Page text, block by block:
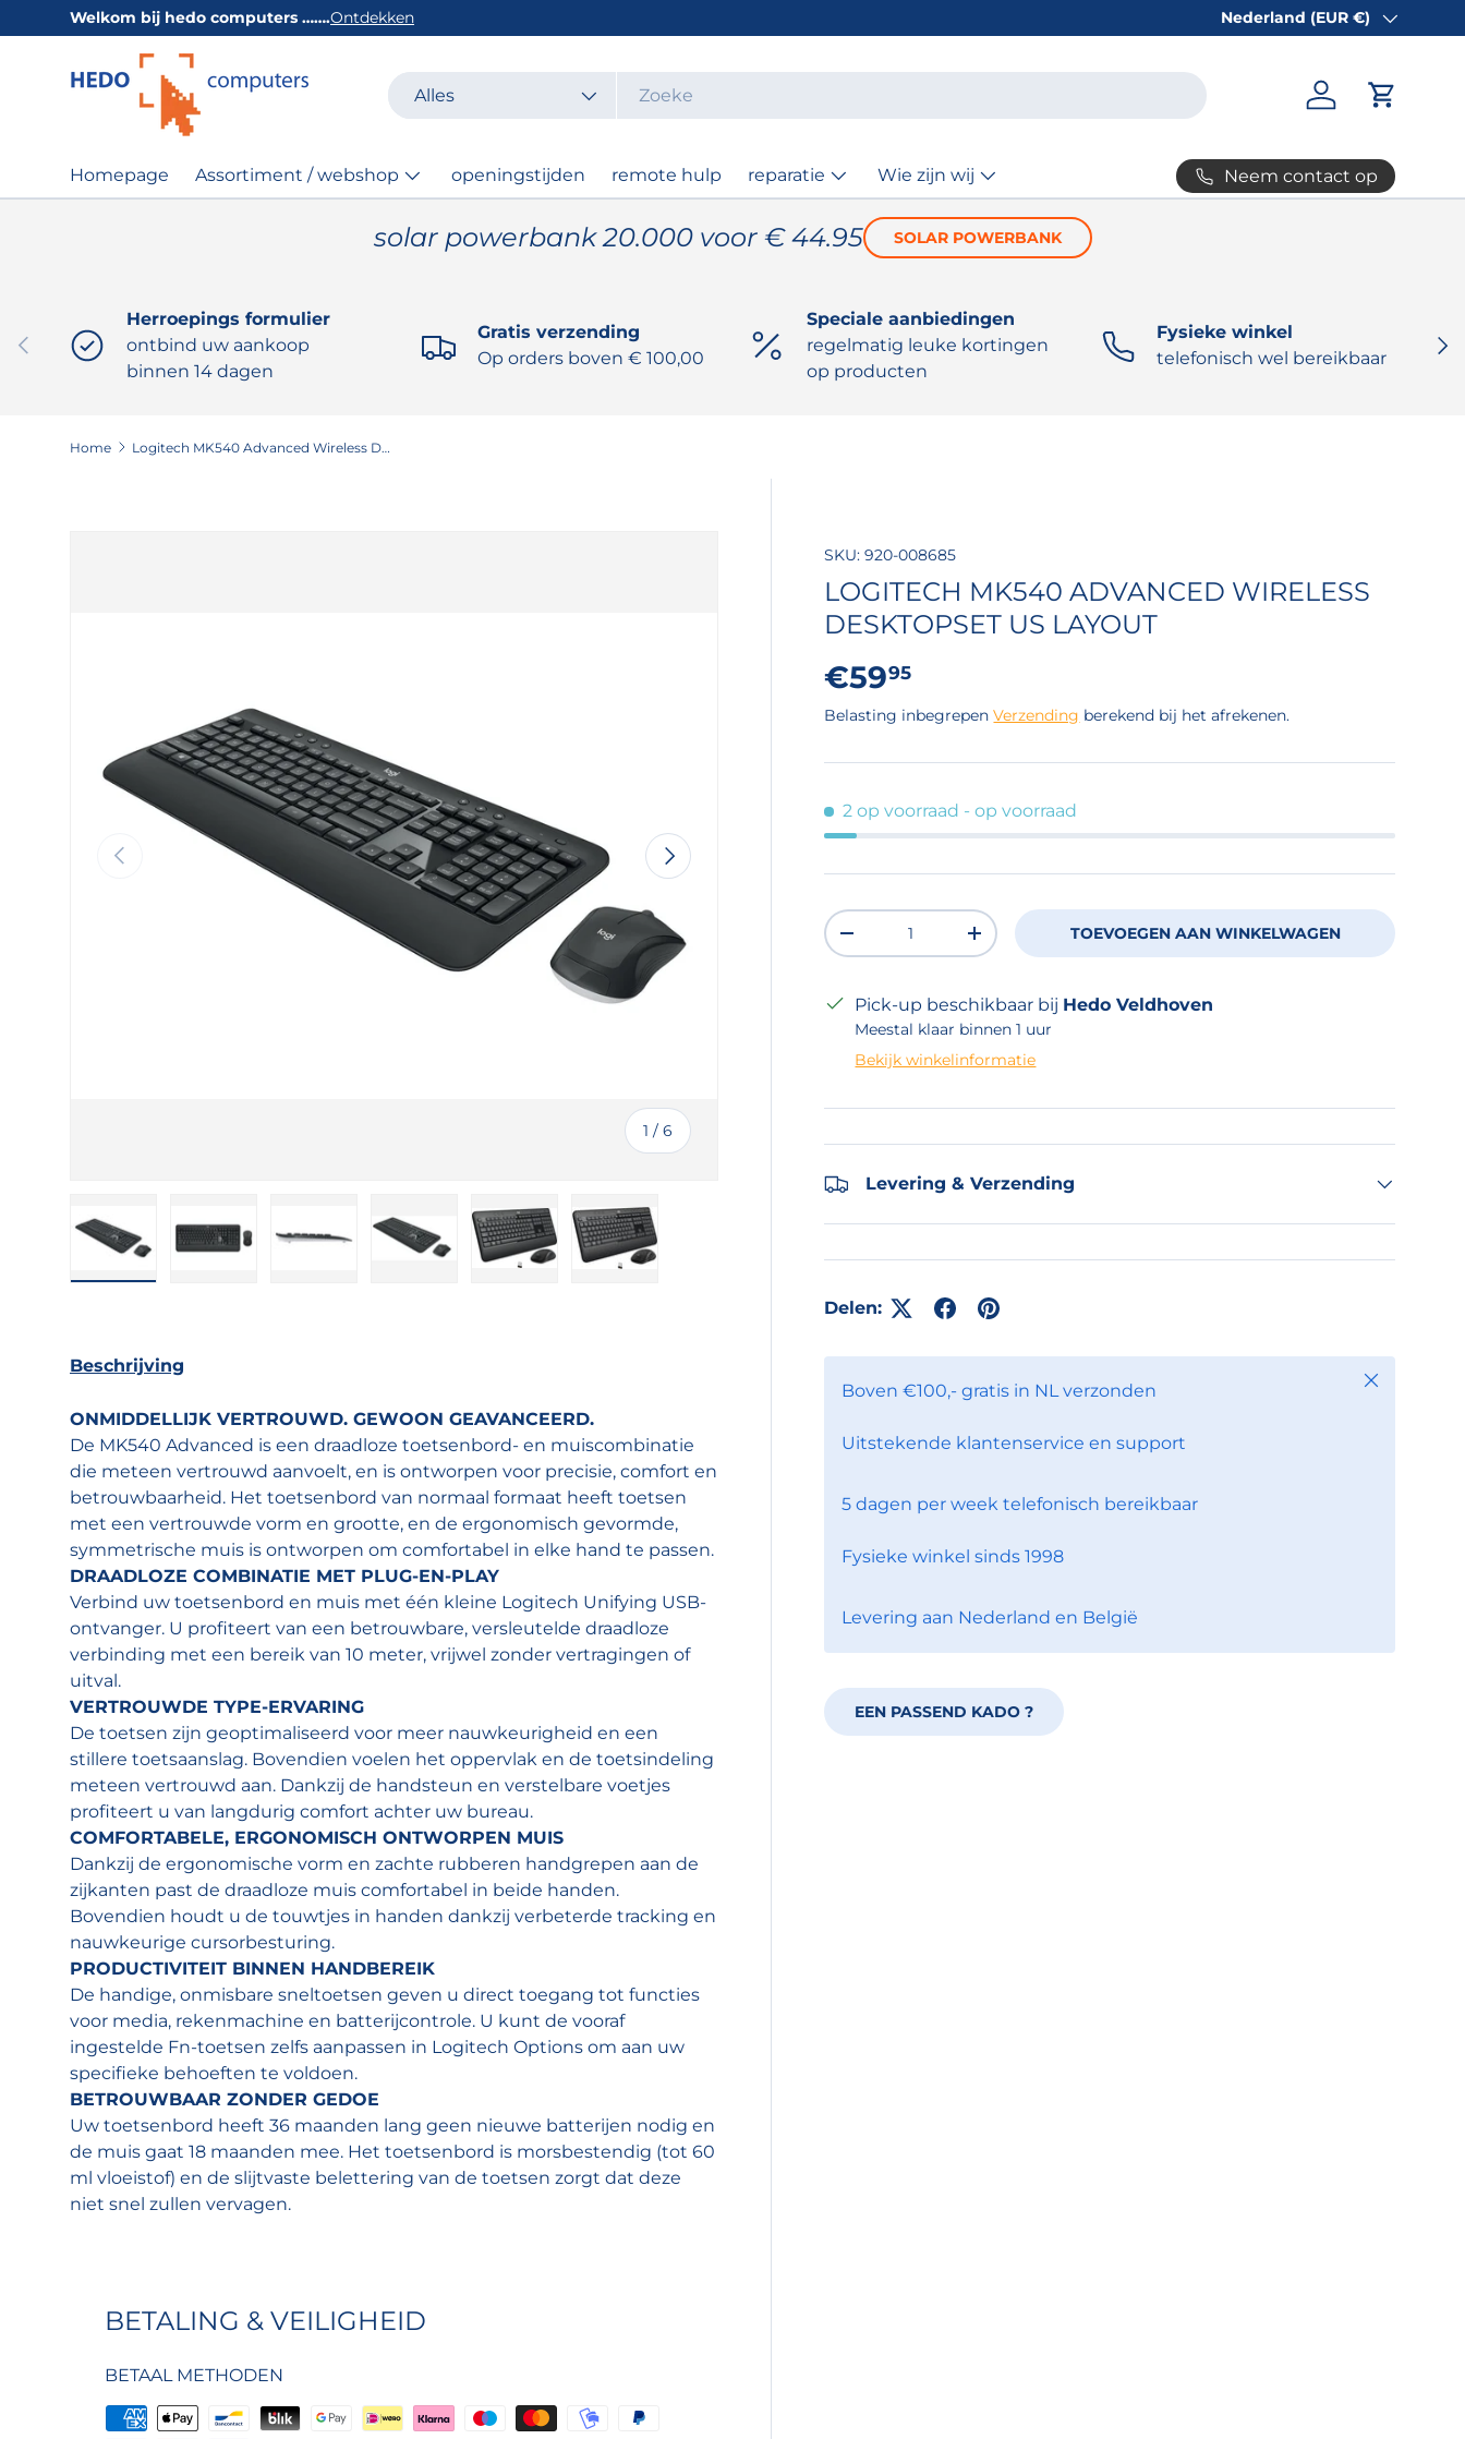
GA NAAR INHOUD
Welkom bij hedo computers …….Ontdekken Land/Regio
Nederland (EUR €)
Zoeken
Productsoort
Alles
Inloggen
Homepage Assortiment / webshop openingstijden remote hulp reparatie Wie zijn wij Neem contact op
solar powerbank 20.000 voor € 44.95 SOLAR POWERBANK
VORIGE
Herroepings formulier
ontbind uw aankoop
binnen 14 dagen
Gratis verzending
Op orders boven € 100,00
Speciale aanbiedingen
regelmatig leuke kortingen
op producten
Fysieke winkel
telefonisch wel bereikbaar
Home Logitech MK540 Advanced Wireless Desktopset US Layout
VORIGE
1 /van
6
VOLGENDE
SKU: 920-008685
LOGITECH MK540 ADVANCED WIRELESS
DESKTOPSET US LAYOUT
Reguliere prijs
€5995
Belasting inbegrepenVerzending berekend bij het afrekenen.
2 op voorraad - op voorraad
Aantal
VERLAAG DE HOEVEELHEIDVERHOOG DE HOEVEELHEID
TOEVOEGEN AAN WINKELWAGEN
Pick-up beschikbaar bij Hedo Veldhoven
Meestal klaar binnen 1 uur
Bekijk winkelinformatie
Levering & Verzending
Delen:
Boven €100,- gratis in NL verzonden
Uitstekende klantenservice en support
5 dagen per week telefonisch bereikbaar
Fysieke winkel sinds 1998
Levering aan Nederland en België
Sluiten
EEN PASSEND KADO ?
Beschrijving
ONMIDDELLIJK VERTROUWD. GEWOON GEAVANCEERD.
De MK540 Advanced is een draadloze toetsenbord- en muiscombinatie
die meteen vertrouwd aanvoelt, en is ontworpen voor precisie, comfort en
betrouwbaarheid. Het toetsenbord van normaal formaat heeft toetsen
met een vertrouwde vorm en grootte, en de ergonomisch gevormde,
symmetrische muis is ontworpen om comfortabel in elke hand te passen.
DRAADLOZE COMBINATIE MET PLUG-EN-PLAY
Verbind uw toetsenbord en muis met één kleine Logitech Unifying USB-
ontvanger. U profiteert van een betrouwbare, versleutelde draadloze
verbinding met een bereik van 10 meter, vrijwel zonder vertragingen of
uitval.
VERTROUWDE TYPE-ERVARING
De toetsen zijn geoptimaliseerd voor meer nauwkeurigheid en een
stillere toetsaanslag. Bovendien voelen het oppervlak en de toetsindeling
meteen vertrouwd aan. Dankzij de handsteun en verstelbare voetjes
profiteert u van langdurig comfort achter uw bureau.
COMFORTABELE, ERGONOMISCH ONTWORPEN MUIS
Dankzij de ergonomische vorm en zachte rubberen handgrepen aan de
zijkanten past de draadloze muis comfortabel in beide handen.
Bovendien houdt u de touwtjes in handen dankzij verbeterde tracking en
nauwkeurige cursorbesturing.
PRODUCTIVITEIT BINNEN HANDBEREIK
De handige, onmisbare sneltoetsen geven u direct toegang tot functies
voor media, rekenmachine en batterijcontrole. U kunt de vooraf
ingestelde Fn-toetsen zelfs aanpassen in Logitech Options om aan uw
specifieke behoeften te voldoen.
BETROUWBAAR ZONDER GEDOE
Uw toetsenbord heeft 36 maanden lang geen nieuwe batterijen nodig en
de muis gaat 18 maanden mee. Het toetsenbord is morsbestendig (tot 60
ml vloeistof) en de slijtvaste belettering van de toetsen zorgt dat deze
niet snel zullen vervagen.
BETALING & VEILIGHEID
BETAAL METHODEN